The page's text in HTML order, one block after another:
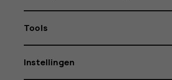
Tools
Instellingen